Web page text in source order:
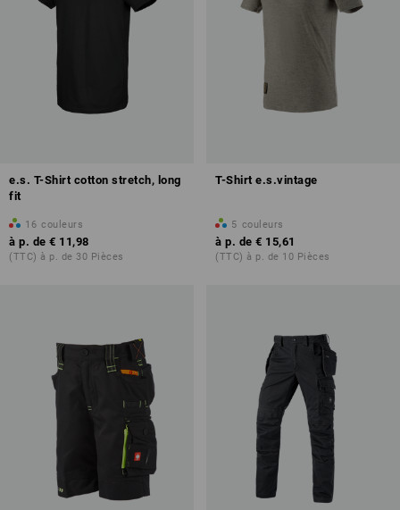
e.s. T-Shirt cotton stretch, long
fit
16 couleurs
à p. de € 11,98
(TTC) à p. de 30 Pièces
T-Shirt e.s.vintage
5 couleurs
à p. de € 15,61
(TTC) à p. de 10 Pièces